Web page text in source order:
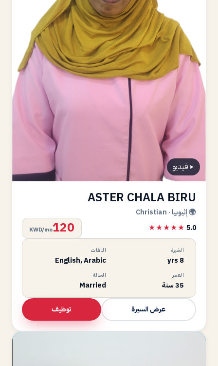
فيديو
ASTER CHALA BIRU
🌍 إثيوبيا · Christian
★★★★★ 5.0
120
KWD/mo
الخبرة
8 yrs
اللغات
English, Arabic
العمر
35 سنة
الحالة
Married
عرض السيرة توظيف
HA